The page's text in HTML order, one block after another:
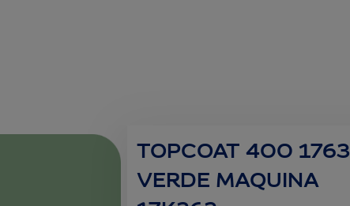
TOPCOAT 400 1763
VERDE MAQUINA